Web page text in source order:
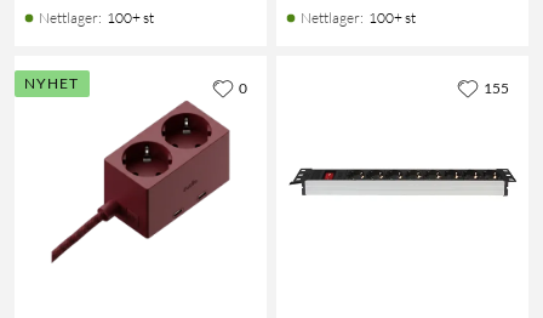
Nettlager: 100+ st Nettlager: 100+ st
NYHET 0 155